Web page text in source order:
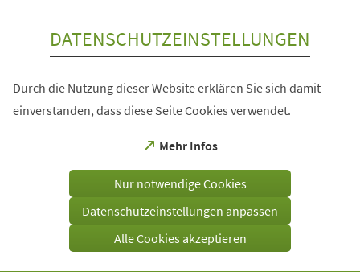
DATENSCHUTZEINSTELLUNGEN
Durch die Nutzung dieser Website erklären Sie sich damit
einverstanden, dass diese Seite Cookies verwendet.
Mehr Infos
(Öffnet
einem
Tab)
Nur notwendige Cookies
Datenschutzeinstellungen anpassen
Alle Cookies akzeptieren